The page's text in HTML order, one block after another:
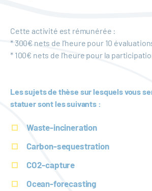
Cette activité est rémunérée :
* 300€ nets de l’heure pour 10
* 100€ nets de l’heure pour la
Les sujets de thèse sur lesquels vous
statuer sont les suivants :
Waste-incineration
Carbon-sequestration
CO2-capture
Ocean-forecasting